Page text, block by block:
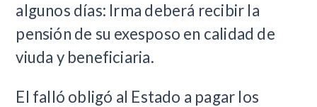
algunos días: Irma deberá recibir la
pensión de su exesposo en calidad de
viuda y beneficiaria.
El falló obligó al Estado a pagar los